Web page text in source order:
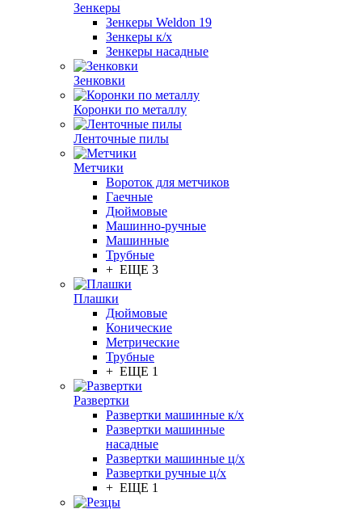
Зенкеры
Зенкеры Weldon 19
Зенкеры к/х
Зенкеры насадные
Зенковки
Коронки по металлу
Ленточные пилы
Метчики
Вороток для метчиков
Гаечные
Дюймовые
Машинно-ручные
Машинные
Трубные
+ ЕЩЕ 3
Плашки
Дюймовые
Конические
Метрические
Трубные
+ ЕЩЕ 1
Развертки
Развертки машинные к/х
Развертки машинные
насадные
Развертки машинные ц/х
Развертки ручные ц/х
+ ЕЩЕ 1